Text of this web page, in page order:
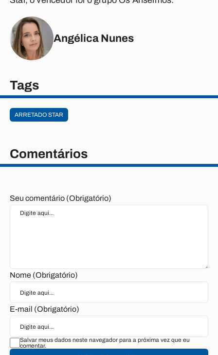
Angélica Nunes
Tags
ARRETADO STAR
Comentários
Seu comentário (Obrigatório)
Nome (Obrigatório)
E-mail (Obrigatório)
Salvar meus dados neste navegador para a próxima vez que eu
comentar.